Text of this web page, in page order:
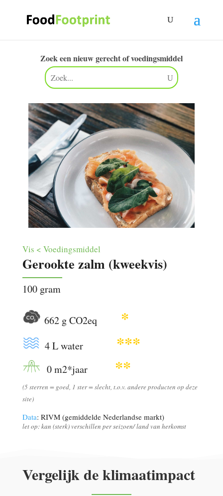
Zoek een nieuw gerecht of voedingsmiddel
Vis < Voedingsmiddel
Gerookte zalm (kweekvis)
100 gram
662 g CO2eq *
4 L water ***
0 m2*jaar **
(5 sterren = goed, 1 ster = slecht, t.o.v. andere producten op deze
site)
Data: RIVM (gemiddelde Nederlandse markt)
let op: kan (sterk) verschillen per seizoen/ land van herkomst
Vergelijk de klimaatimpact